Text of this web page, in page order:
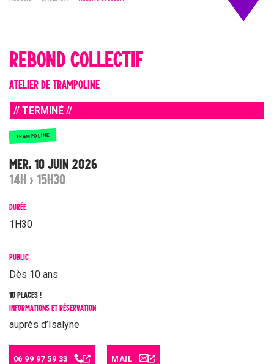
REBOND COLLECTIF
ATELIER DE TRAMPOLINE
// TERMINÉ //
TRAMPOLINE
MER. 10 JUIN 2026
14H › 15H30
DURÉE
1H30
PUBLIC
Dès 10 ans
10 PLACES !
INFORMATIONS ET RÉSERVATION
auprès d’Isalyne
06 99 97 59 33 MAIL